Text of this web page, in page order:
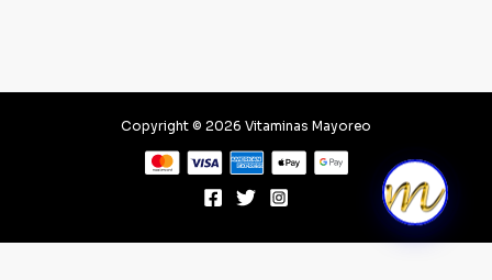
Copyright © 2026 Vitaminas Mayoreo